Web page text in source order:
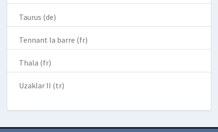
Taurus (de)
Tennant la barre (fr)
Thala (fr)
Uzaklar II (tr)